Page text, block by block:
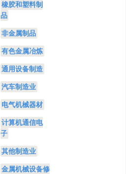
橡胶和塑料制
品
非金属制品
有色金属冶炼
通用设备制造
汽车制造业
电气机械器材
计算机通信电
子
其他制造业
金属机械设备修